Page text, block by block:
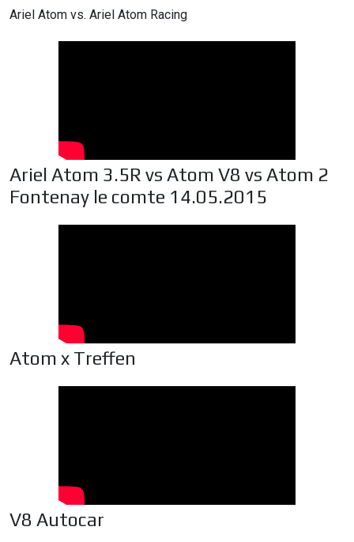
Ariel Atom vs. Ariel Atom Racing
Ariel Atom 3.5R vs Atom V8 vs Atom 2
Fontenay le comte 14.05.2015
Atom x Treffen
V8 Autocar